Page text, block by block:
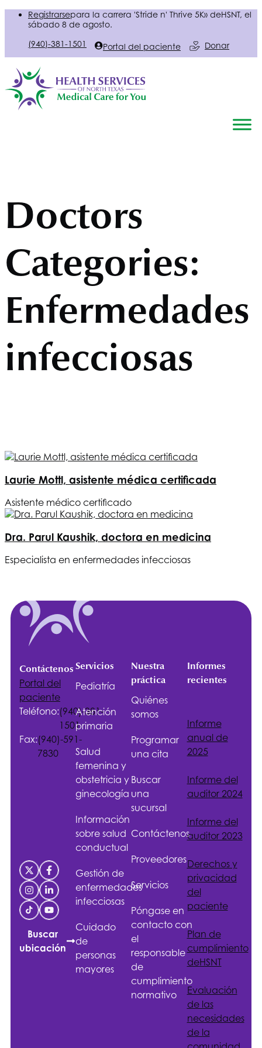
Registrarsepara la carrera 'Stride n' Thrive 5K» deHSNT, el
sábado 8 de agosto.
(940)-381-1501
Portal del paciente Donar
Doctors
Categories:
Enfermedades
infecciosas
Laurie Mottl, asistente médica certificada
Asistente médico certificado
Dra. Parul Kaushik, doctora en medicina
Especialista en enfermedades infecciosas
Contáctenos
Portal del
paciente
Teléfono:(940)-381-
1501
Fax:(940)-591-
7830
Buscar
ubicación
Servicios
Pediatría
Atención
primaria
Salud
femenina y
obstetricia y
ginecología
Información
sobre salud
conductual
Gestión de
enfermedades
infecciosas
Cuidado
de
personas
mayores
Nuestra
práctica
Quiénes
somos
Programar
una cita
Buscar
una
sucursal
Contáctenos
Proveedores
Servicios
Póngase en
contacto con
el
responsable
de
cumplimiento
normativo
Informes
recientes
Informe
anual de
2025
Informe del
auditor 2024
Informe del
auditor 2023
Derechos y
privacidad
del
paciente
Plan de
cumplimiento
deHSNT
Evaluación
de las
necesidades
de la